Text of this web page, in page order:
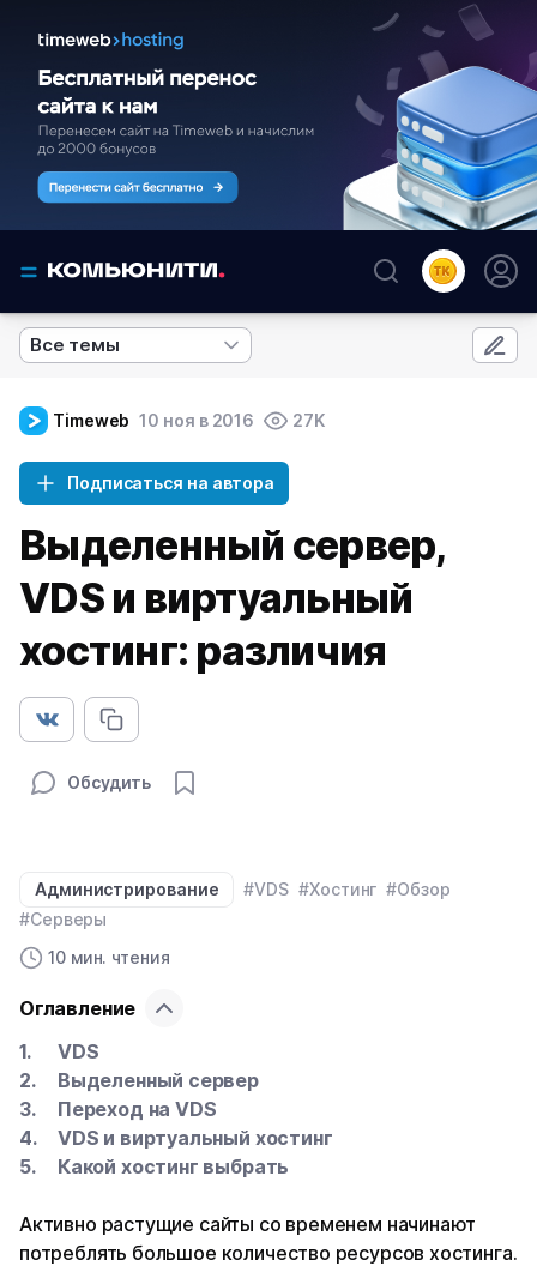
Все темы
Timeweb 10 ноя в 2016 27K
Подписаться на автора
Выделенный сервер,
VDS и виртуальный
хостинг: различия
Обсудить
Администрирование #VDS #Хостинг #Обзор
#Серверы
10 мин. чтения
Оглавление
VDS
Выделенный сервер
Переход на VDS
VDS и виртуальный хостинг
Какой хостинг выбрать
Активно растущие сайты со временем начинают
потреблять большое количество ресурсов хостинга.